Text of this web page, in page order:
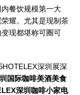
餐饮规模第一大
耀。尤其是现制茶
现都堪称可圈可
深圳展深
国际咖啡美酒美食
深圳咖啡小家电